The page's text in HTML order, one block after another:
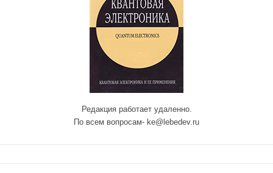
Редакция работает удаленно.
По всем вопросам- ke@lebedev.ru